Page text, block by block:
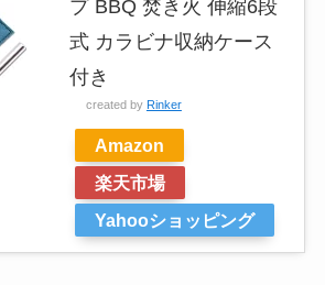
プ BBQ 焚き火 伸縮6段
式 カラビナ収納ケース
付き
created by Rinker
Amazon
楽天市場
Yahooショッピング